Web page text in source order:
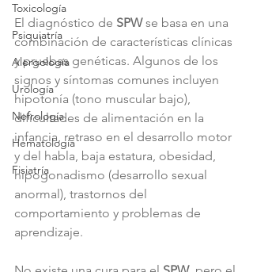
Toxicología
Psiquiatría
Alergología
Urología
Nefrología
Hematología
Fisiatría
El diagnóstico de SPW se basa en una
combinación de características clínicas
y pruebas genéticas. Algunos de los
signos y síntomas comunes incluyen
hipotonía (tono muscular bajo),
dificultades de alimentación en la
infancia, retraso en el desarrollo motor
y del habla, baja estatura, obesidad,
hipogonadismo (desarrollo sexual
anormal), trastornos del
comportamiento y problemas de
aprendizaje.